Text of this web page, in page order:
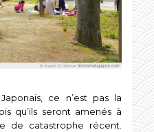
ce n’est pas la
qu’ils seront amenés à
de catastrophe récent.